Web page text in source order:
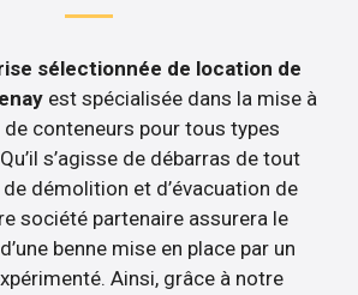
sélectionnée de location de
est spécialisée dans la mise à
conteneurs pour tous types
s’agisse de débarras de tout
démolition et d’évacuation de
société partenaire assurera le
benne mise en place par un
Ainsi, grâce à notre